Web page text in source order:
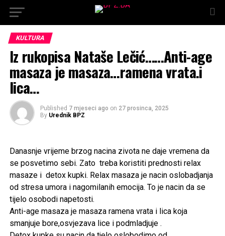
KULTURA
Iz rukopisa Nataše Lečić……Anti-age
masaza je masaza…ramena vrata.i
lica…
Published 7 mjeseci ago on 27 prosinca, 2025
By Urednik BPZ
Danasnje vrijeme brzog nacina zivota ne daje vremena da
se posvetimo sebi. Zato treba koristiti prednosti relax
masaze i detox kupki. Relax masaza je nacin oslobadjanja
od stresa umora i nagomilanih emocija. To je nacin da se
tijelo osobodi napetosti.
Anti-age masaza je masaza ramena vrata i lica koja
smanjuje bore,osvjezava lice i podmladjuje .